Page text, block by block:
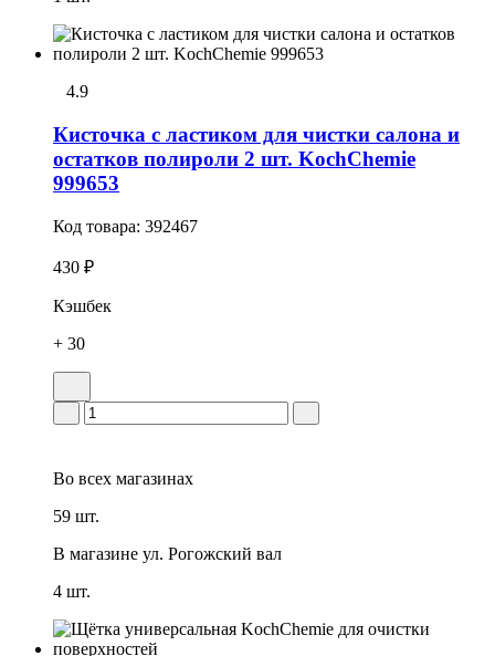
4.9
Кисточка с ластиком для чистки салона и
остатков полироли 2 шт. KochChemie
999653
Код товара: 392467
430 ₽
Кэшбек
+ 30
Во всех магазинах
59 шт.
В магазине ул. Рогожский вал
4 шт.